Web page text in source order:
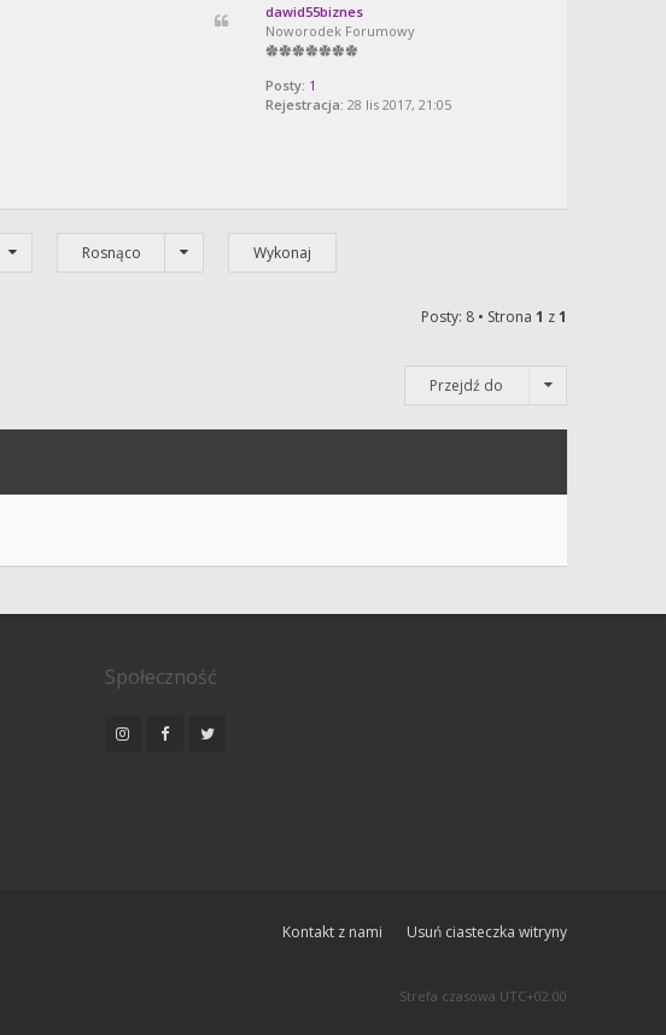
dawid55biznes
Noworodek Forumowy
Posty: 1
Rejestracja: 28 lis 2017, 21:05
Rosnąco
Posty: 8 • Strona 1 z1
Przejdź do
Społeczność
Usuń ciasteczka witryny
Kontakt z nami
Strefa czasowa UTC+02:00